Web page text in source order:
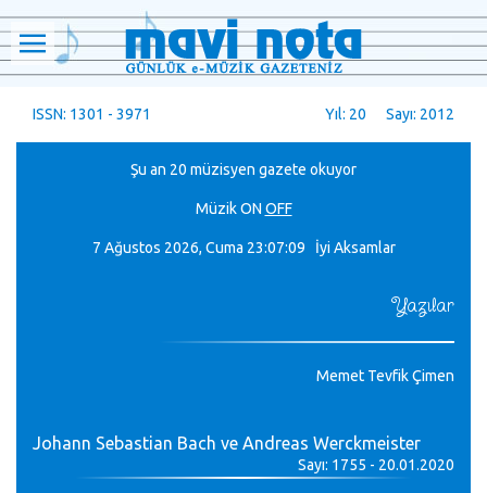
ISSN: 1301 - 3971 Yıl: 20 Sayı: 2012
Şu an 20 müzisyen gazete okuyor
MüzikON OFF
7 Ağustos 2026, Cuma 23:07:09 İyi Aksamlar
Yazılar
Memet Tevfik Çimen
Johann Sebastian Bach ve Andreas Werckmeister
Sayı: 1755 - 20.01.2020